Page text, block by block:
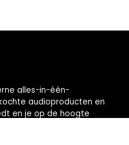
alles-in-één-
audioproducten en
en je op de hoogte